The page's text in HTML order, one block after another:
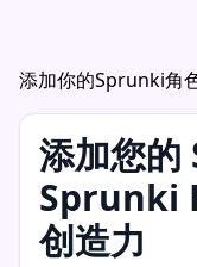
添加你的Sprunki角
添加您
Sprunki
创造力